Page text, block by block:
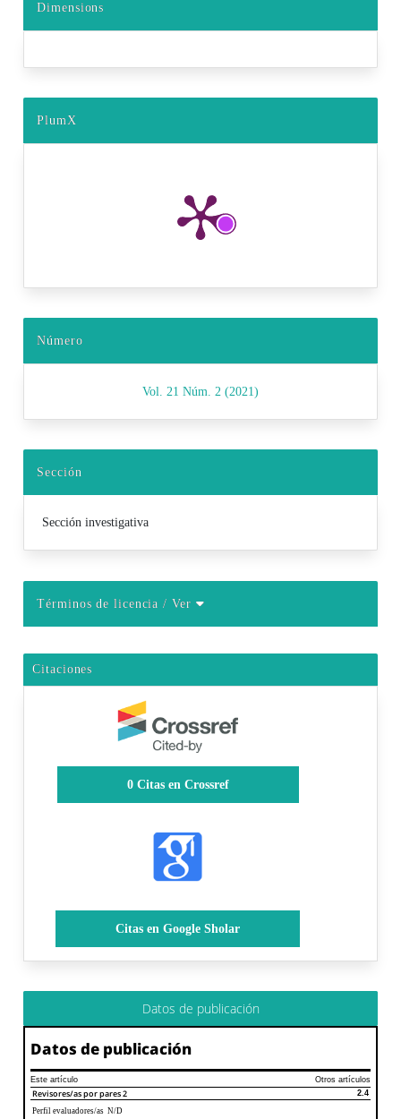
Dimensions
PlumX
Número
Vol. 21 Núm. 2 (2021)
Sección
Sección investigativa
Términos de licencia/ Ver
Citaciones
0Citas en Crossref
Citas en Google Sholar
Datos de publicación
Datos de publicación
Este artículo Otros artículos
Revisores/as por pares2
2.4
Perfil evaluadores/as N/D